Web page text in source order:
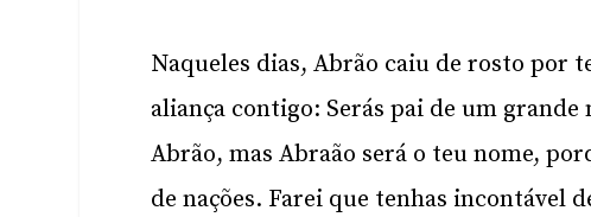
Naqueles dias, Abrão caiu de rosto por
aliança contigo: Serás pai de um grande
Abrão, mas Abraão será o teu nome,
de nações. Farei que tenhas incontável